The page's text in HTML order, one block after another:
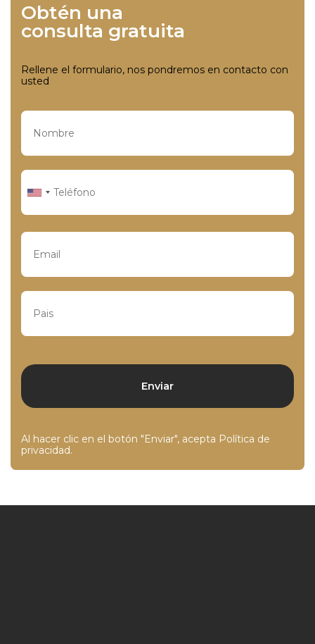
Obtén una
consulta gratuita
Rellene el formulario, nos pondremos en contacto con
usted
Al hacer clic en el botón "Enviar", acepta Política de
privacidad.